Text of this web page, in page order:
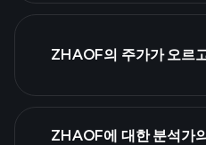
ZHAOF의 주가가 오르
ZHAOF에 대한 분석가